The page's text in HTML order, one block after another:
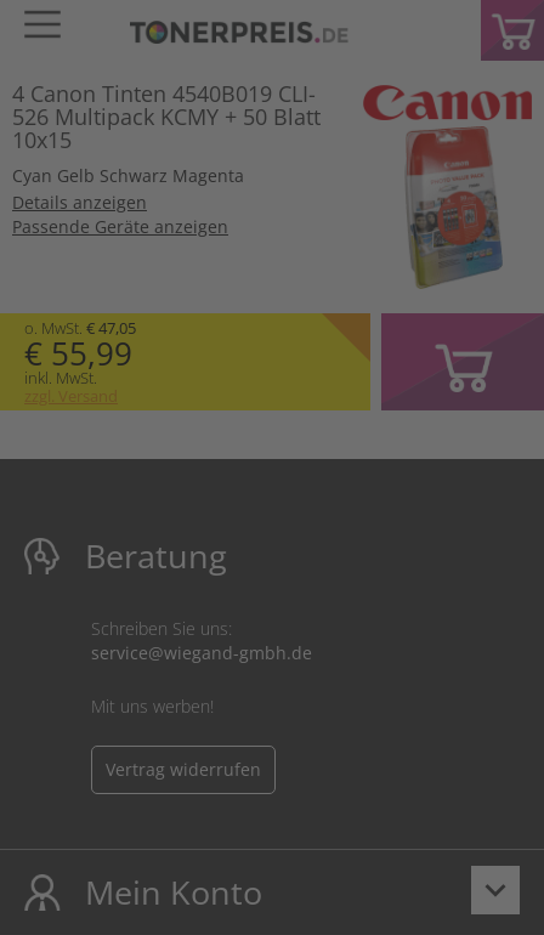
4 Canon Tinten 4540B019 CLI-
526 Multipack KCMY + 50 Blatt
10x15
Cyan Gelb Schwarz Magenta
Details anzeigen
Passende Geräte anzeigen
o. MwSt. € 47,05
€ 55,99
inkl. MwSt.
zzgl. Versand
Beratung
Schreiben Sie uns:
service@wiegand-gmbh.de
Mit uns werben!
Vertrag widerrufen
keyboard_arrow_down
Mein Konto